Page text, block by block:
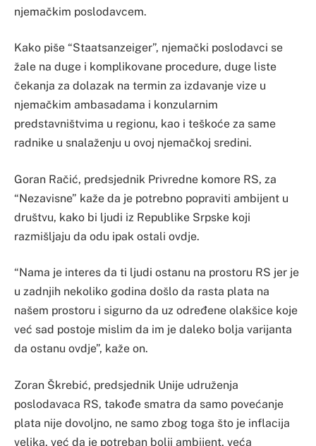
njemačkim poslodavcem.
Kako piše “Staatsanzeiger”, njemački poslodavci se
žale na duge i komplikovane procedure, duge liste
čekanja za dolazak na termin za izdavanje vize u
njemačkim ambasadama i konzularnim
predstavništvima u regionu, kao i teškoće za same
radnike u snalaženju u ovoj njemačkoj sredini.
Goran Račić, predsjednik Privredne komore RS, za
“Nezavisne” kaže da je potrebno popraviti ambijent u
društvu, kako bi ljudi iz Republike Srpske koji
razmišljaju da odu ipak ostali ovdje.
“Nama je interes da ti ljudi ostanu na prostoru RS jer je
u zadnjih nekoliko godina došlo da rasta plata na
našem prostoru i sigurno da uz određene olakšice koje
već sad postoje mislim da im je daleko bolja varijanta
da ostanu ovdje”, kaže on.
Zoran Škrebić, predsjednik Unije udruženja
poslodavaca RS, takođe smatra da samo povećanje
plata nije dovoljno, ne samo zbog toga što je inflacija
velika, već da je potreban bolji ambijent, veća